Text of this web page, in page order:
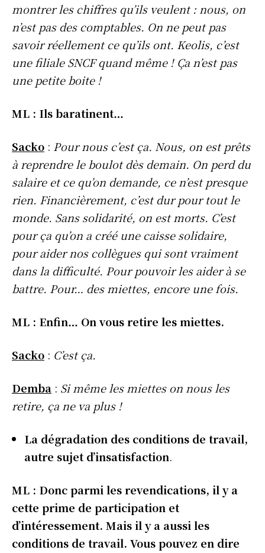
montrer les chiffres qu’ils veulent : nous, on
n’est pas des comptables. On ne peut pas
savoir réellement ce qu’ils ont. Keolis, c’est
une filiale SNCF quand même ! Ça n’est pas
une petite boite !
ML : Ils baratinent…
Sacko : Pour nous c’est ça. Nous, on est prêts
à reprendre le boulot dès demain. On perd du
salaire et ce qu’on demande, ce n’est presque
rien. Financièrement, c’est dur pour tout le
monde. Sans solidarité, on est morts. C’est
pour ça qu’on a créé une caisse solidaire,
pour aider nos collègues qui sont vraiment
dans la difficulté. Pour pouvoir les aider à se
battre. Pour… des miettes, encore une fois.
ML : Enfin… On vous retire les miettes.
Sacko : C’est ça.
Demba : Si même les miettes on nous les
retire, ça ne va plus !
La dégradation des conditions de travail,
autre sujet d’insatisfaction.
ML : Donc parmi les revendications, il y a
cette prime de participation et
d’intéressement. Mais il y a aussi les
conditions de travail. Vous pouvez en dire